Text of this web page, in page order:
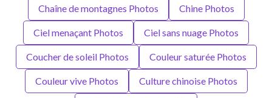
Chaîne de montagnes Photos Chine Photos
Ciel menaçant Photos Ciel sans nuage Photos
Coucher de soleil Photos Couleur saturée Photos
Couleur vive Photos Culture chinoise Photos